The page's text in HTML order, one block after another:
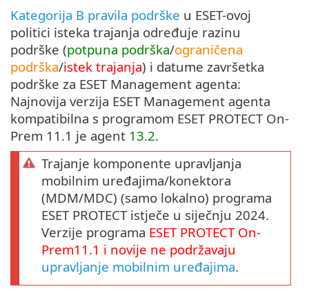
Kategorija B pravila podrške u ESET-ovoj
politici isteka trajanja određuje razinu
podrške (potpuna podrška/ograničena
podrška/istek trajanja) i datume završetka
podrške za ESET Management agenta:
Najnovija verzija ESET Management agenta
kompatibilna s programom ESET PROTECT On-
Prem 11.1 je agent 13.2.
Trajanje komponente upravljanja
mobilnim uređajima/konektora
(MDM/MDC) (samo lokalno) programa
ESET PROTECT istječe u siječnju 2024.
Verzije programa ESET PROTECT On-
Prem11.1 i novije ne podržavaju
upravljanje mobilnim uređajima.